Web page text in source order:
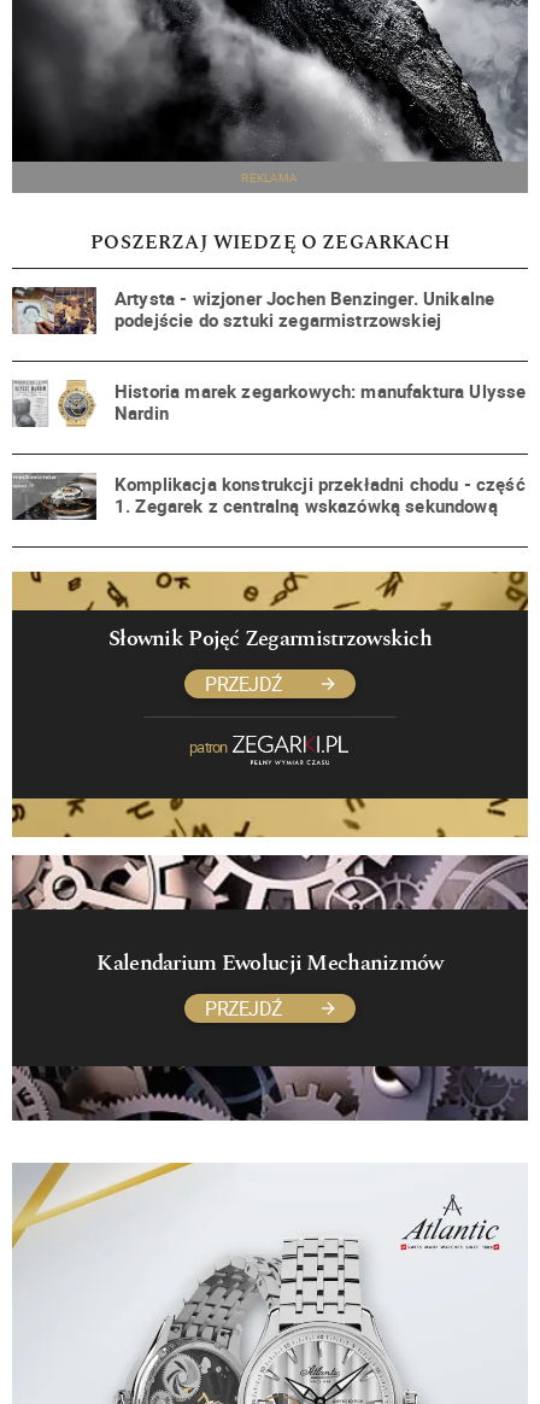
REKLAMA
POSZERZAJ WIEDZĘ O ZEGARKACH
Artysta - wizjoner Jochen Benzinger. Unikalne
podejście do sztuki zegarmistrzowskiej
Historia marek zegarkowych: manufaktura Ulysse
Nardin
Komplikacja konstrukcji przekładni chodu - część
1. Zegarek z centralną wskazówką sekundową
Słownik Pojęć Zegarmistrzowskich
PRZEJDŹ
patron
Kalendarium Ewolucji Mechanizmów
PRZEJDŹ